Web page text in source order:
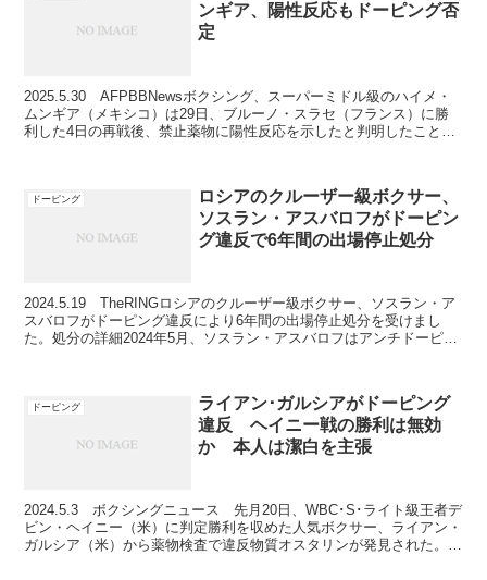
ンギア、陽性反応もドーピング否
定
2025.5.30 AFPBBNewsボクシング、スーパーミドル級のハイメ・
ムンギア（メキシコ）は29日、ブルーノ・スラセ（フランス）に勝
利した4日の再戦後、禁止薬物に陽性反応を示したと判明したことを
ドーピング
ロシアのクルーザー級ボクサー、
ソスラン・アスバロフがドーピン
グ違反で6年間の出場停止処分
2024.5.19 TheRINGロシアのクルーザー級ボクサー、ソスラン・ア
スバロフがドーピング違反により6年間の出場停止処分を受けまし
た。処分の詳細2024年5月、ソスラン・アスバロフはアンチドーピン
ドーピング
ライアン･ガルシアがドーピング
違反 ヘイニー戦の勝利は無効
か 本人は潔白を主張
2024.5.3 ボクシングニュース 先月20日、WBC･S･ライト級王者デ
ビン・ヘイニー（米）に判定勝利を収めた人気ボクサー、ライアン・
ガルシア（米）から薬物検査で違反物質オスタリンが発見された。検